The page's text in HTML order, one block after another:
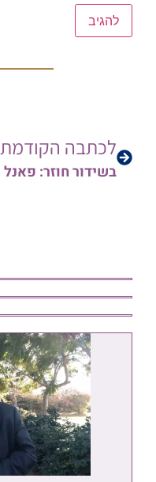
לכתבה הקודמת